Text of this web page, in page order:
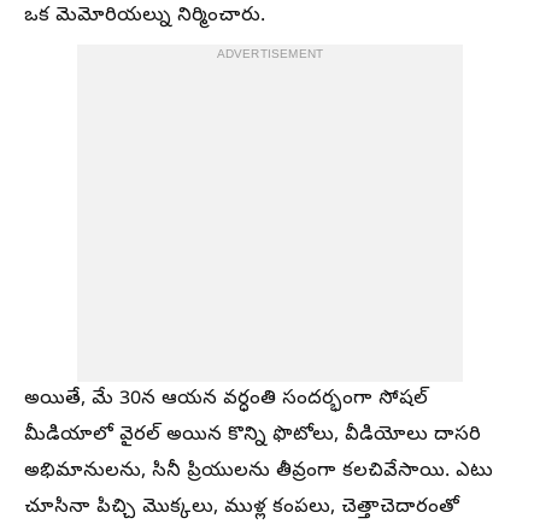
ఒక మెమోరియల్ను నిర్మించారు.
ADVERTISEMENT
అయితే, మే 30న ఆయన వర్ధంతి సందర్భంగా సోషల్
మీడియాలో వైరల్ అయిన కొన్ని ఫొటోలు, వీడియోలు దాసరి
అభిమానులను, సినీ ప్రియులను తీవ్రంగా కలచివేసాయి. ఎటు
చూసినా పిచ్చి మొక్కలు, ముళ్ల కంపలు, చెత్తాచెదారంతో